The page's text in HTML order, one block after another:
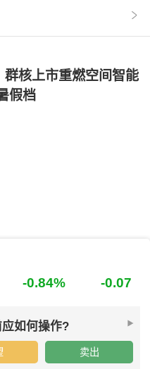
员工持股计划护航业务
赋予公司在手IP不同形
、构建新场景、触发新消
外部朋友圈也在持续拓
群核上市重燃空间智能
假档
-0.84% -0.07
如何操作?
卖出